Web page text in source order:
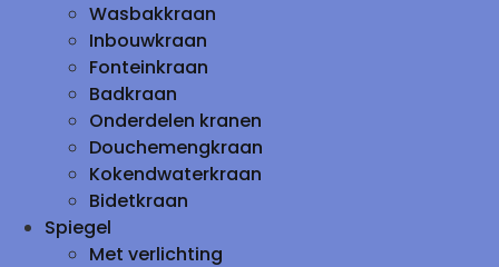
Wasbakkraan
Inbouwkraan
Fonteinkraan
Badkraan
Onderdelen kranen
Douchemengkraan
Kokendwaterkraan
Bidetkraan
Spiegel
Met verlichting